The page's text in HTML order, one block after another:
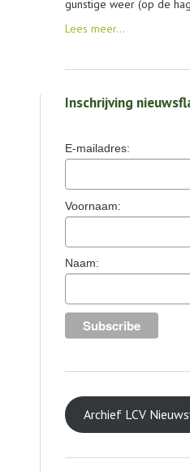
gunstige weer (op de
Lees meer…
Inschrijving
E-mailadres:
Voornaam:
Naam:
Archief LCV